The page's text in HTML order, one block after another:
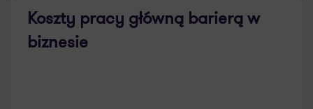
Koszty pracy główną barierą w
biznesie